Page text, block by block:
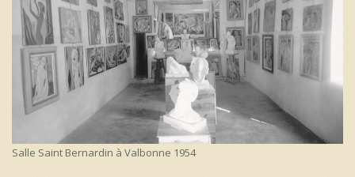
Salle Saint Bernardin à Valbonne 1954